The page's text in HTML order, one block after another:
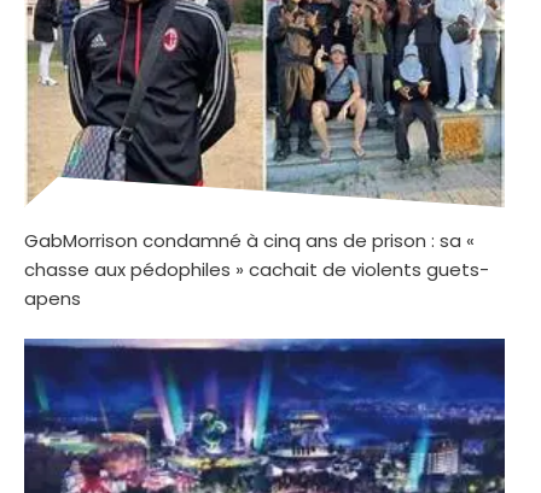
GabMorrison condamné à cinq ans de prison : sa «
chasse aux pédophiles » cachait de violents guets-
apens